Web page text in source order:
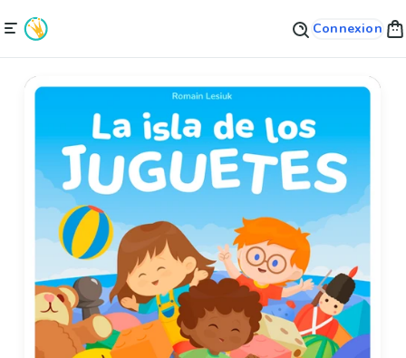
Connexion